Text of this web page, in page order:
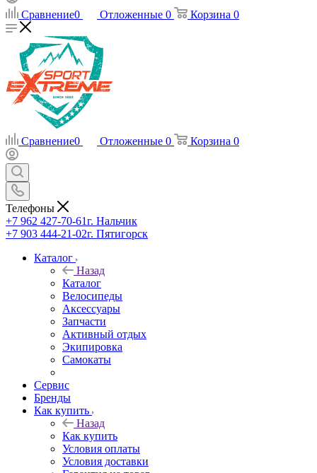
Сравнение0 Отложенные 0 Корзина 0
Сравнение0 Отложенные 0 Корзина 0
Телефоны
+7 962 427-70-61г. Нальчик
+7 903 444-21-02г. Пятигорск
Каталог
Назад
Каталог
Велосипеды
Аксессуары
Запчасти
Активный отдых
Экипировка
Самокаты
Сервис
Бренды
Как купить
Назад
Как купить
Условия оплаты
Условия доставки